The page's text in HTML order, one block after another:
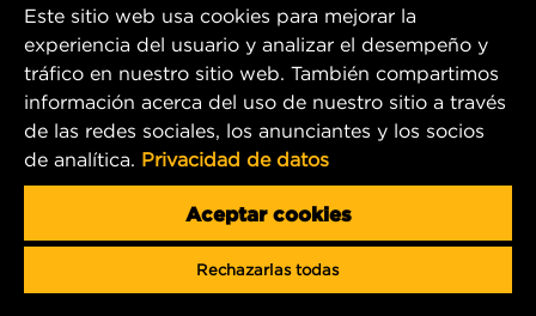
1 Wix Way
P.O. Box 1967
Gastonia, NC 28054
Product & Customer Service Email:
info.mercosur@mann-hummel.com
Este sitio web usa cookies para mejorar la
experiencia del usuario y analizar el desempeño y
tráfico en nuestro sitio web. También compartimos
información acerca del uso de nuestro sitio a través
de las redes sociales, los anunciantes y los socios
de analítica. Privacidad de datos
Aceptar cookies
Rechazarlas todas